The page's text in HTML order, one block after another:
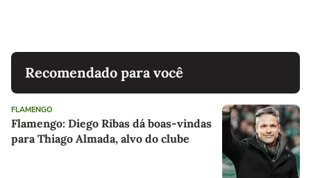
Recomendado para você
FLAMENGO
Flamengo: Diego Ribas dá boas-vindas
para Thiago Almada, alvo do clube